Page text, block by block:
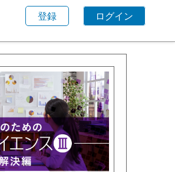
登録 ログイン